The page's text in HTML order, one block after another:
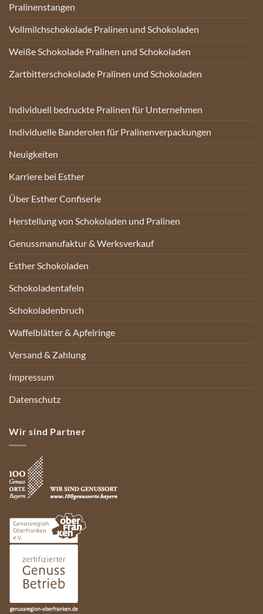
Pralinenstangen
Vollmilchschokolade Pralinen und Schokoladen
Weiße Schokolade Pralinen und Schokoladen
Zartbitterschokolade Pralinen und Schokoladen
Individuell bedruckte Pralinen für Unternehmen
Individuelle Banderolen für Pralinenverpackungen
Neuigkeiten
Karriere bei Esther
Über Esther Confiserie
Herstellung von Schokoladen und Pralinen
Genussmanufaktur & Werksverkauf
Esther Schokoladen
Schokoladentafeln
Schokoladenbruch
Waffelblätter & Apfelringe
Versand & Zahlung
Impressum
Datenschutz
Wir sind Partner